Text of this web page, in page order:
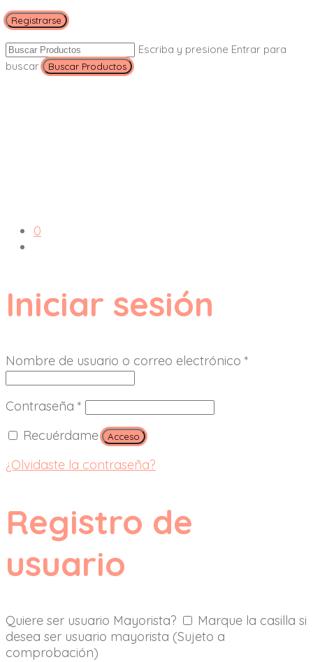
Registrarse
Escriba y presione Entrar para
buscar
0
Iniciar sesión
Nombre de usuario o correo electrónico *
Contraseña *
Recuérdame
Acceso
¿Olvidaste la contraseña?
Registro de
usuario
Quiere ser usuario Mayorista?
Marque la casilla si
desea ser usuario mayorista (Sujeto a
comprobación)